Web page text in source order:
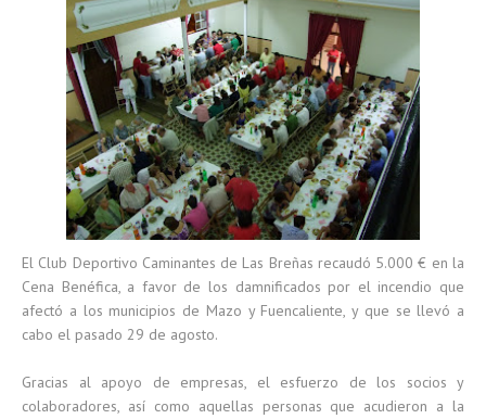
El Club Deportivo Caminantes de Las Breñas recaudó 5.000 € en la
Cena Benéfica, a favor de los damnificados por el incendio que
afectó a los municipios de Mazo y Fuencaliente, y que se llevó a
cabo el pasado 29 de agosto.
Gracias al apoyo de empresas, el esfuerzo de los socios y
colaboradores, así como aquellas personas que acudieron a la